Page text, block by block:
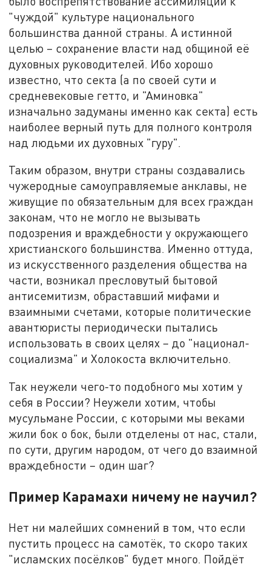
"чуждой" культуре национального
большинства данной страны. А истинной
целью – сохранение власти над общиной её
духовных руководителей. Ибо хорошо
известно, что секта (а по своей сути и
средневековые гетто, и "Аминовка"
изначально задуманы именно как секта) есть
наиболее верный путь для полного контроля
над людьми их духовных "гуру".
Таким образом, внутри страны создавались
чужеродные самоуправляемые анклавы, не
живущие по обязательным для всех граждан
законам, что не могло не вызывать
подозрения и враждебности у окружающего
христианского большинства. Именно оттуда,
из искусственного разделения общества на
части, возникал пресловутый бытовой
антисемитизм, обраставший мифами и
взаимными счетами, которые политические
авантюристы периодически пытались
использовать в своих целях – до "национал-
социализма" и Холокоста включительно.
Так неужели чего-то подобного мы хотим у
себя в России? Неужели хотим, чтобы
мусульмане России, с которыми мы веками
жили бок о бок, были отделены от нас, стали,
по сути, другим народом, от чего до взаимной
враждебности – один шаг?
Пример Карамахи ничему не научил?
Нет ни малейших сомнений в том, что если
пустить процесс на самотёк, то скоро таких
"исламских посёлков" будет много. Пойдёт